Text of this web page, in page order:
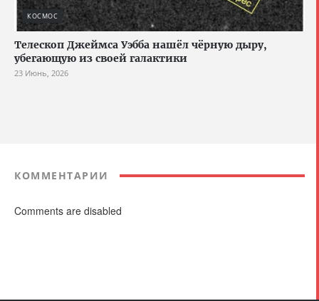
КОСМОС
Телескоп Джеймса Уэбба нашёл чёрную дыру,
убегающую из своей галактики
23 Июнь, 2026
КОММЕНТАРИИ
Comments are disabled